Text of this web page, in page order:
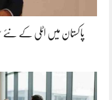
پاکستان میں اٹلی کے نئے